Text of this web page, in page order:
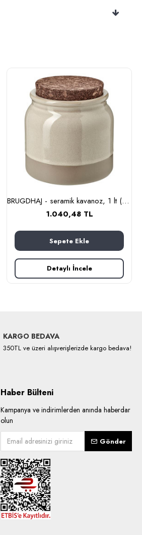
BRUGDHAJ - seramik kavanoz, 1 lt (bej)
1.040,48 TL
Sepete Ekle
Detaylı İncele
KARGO BEDAVA
350TL ve üzeri alışverişlerizde kargo bedava!
Haber Bülteni
Kampanya ve indirimlerden anında haberdar
olun
Gönder